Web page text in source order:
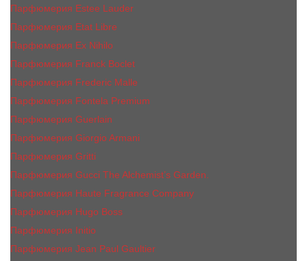
Парфюмерия Estee Lаudеr
Парфюмерия Etat Libre
Парфюмерия Ex Nihilo
Парфюмерия Franck Boclet
Парфюмерия Frеderic Mаlle
Парфюмерия Fontela Premium
Парфюмерия Guerlain
Парфюмерия Giorgio Armani
Парфюмерия Gritti
Парфюмерия Gucci The Alchemist’s Garden.
Парфюмерия Haute Fragrance Company
Парфюмерия Hugo Boss
Парфюмерия Initio
Парфюмерия Jean Paul Gaultier